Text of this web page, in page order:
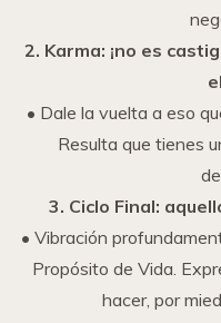
2. Karma: ¡no es
• Dale la vuelta a eso
Resulta que tienes
3. Ciclo Final:
• Vibración
Propósito de Vida.
hacer, por